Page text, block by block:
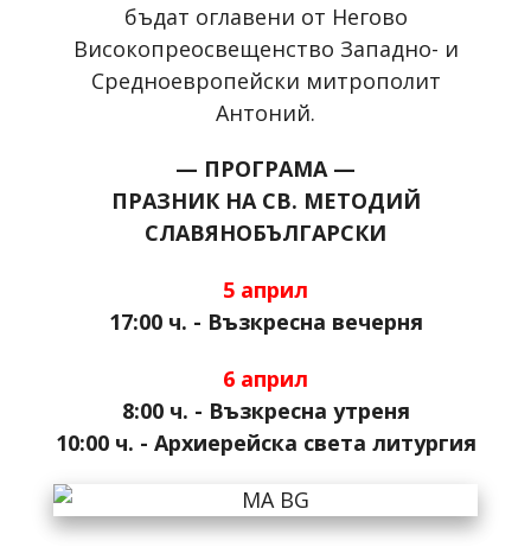
бъдат оглавени от Негово
Високопреосвещенство Западно- и
Средноевропейски митрополит
Антоний.
— ПРОГРАМА —
ПРАЗНИК НА СВ. МЕТОДИЙ
СЛАВЯНОБЪЛГАРСКИ
5 април
17:00 ч. - Възкресна вечерня
6 април
8:00 ч. - Възкресна утреня
10:00 ч. - Архиерейска света литургия